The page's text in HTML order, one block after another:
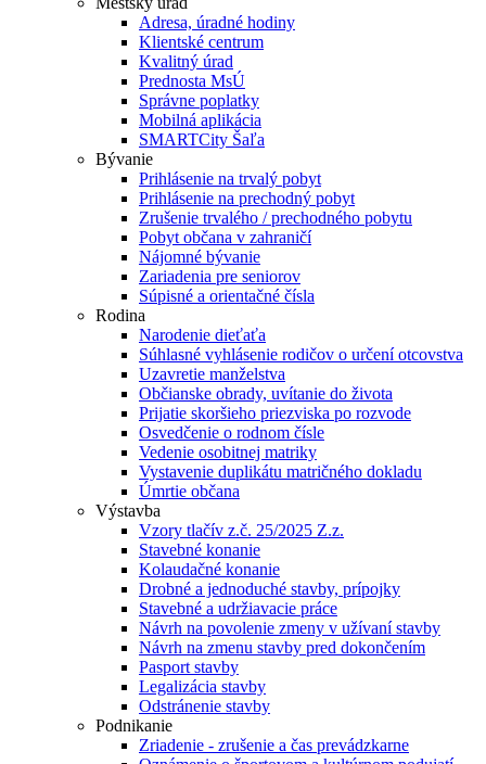
Adresa, úradné hodiny
Klientské centrum
Kvalitný úrad
Prednosta MsÚ
Správne poplatky
Mobilná aplikácia
SMARTCity Šaľa
Bývanie
Prihlásenie na trvalý pobyt
Prihlásenie na prechodný pobyt
Zrušenie trvalého / prechodného pobytu
Pobyt občana v zahraničí
Nájomné bývanie
Zariadenia pre seniorov
Súpisné a orientačné čísla
Rodina
Narodenie dieťaťa
Súhlasné vyhlásenie rodičov o určení otcovstva
Uzavretie manželstva
Občianske obrady, uvítanie do života
Prijatie skoršieho priezviska po rozvode
Osvedčenie o rodnom čísle
Vedenie osobitnej matriky
Vystavenie duplikátu matričného dokladu
Úmrtie občana
Výstavba
Vzory tlačív z.č. 25/2025 Z.z.
Stavebné konanie
Kolaudačné konanie
Drobné a jednoduché stavby, prípojky
Stavebné a udržiavacie práce
Návrh na povolenie zmeny v užívaní stavby
Návrh na zmenu stavby pred dokončením
Pasport stavby
Legalizácia stavby
Odstránenie stavby
Podnikanie
Zriadenie - zrušenie a čas prevádzkarne